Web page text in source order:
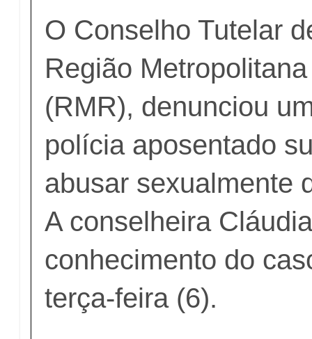
O Conselho Tutelar
Região
(RMR), denunciou
polícia aposentado
abusar sexualmente
A conselheira
conhecimento do
terça-feira (6).